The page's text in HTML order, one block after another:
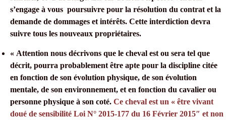
s’engage à vous poursuivre pour la résolution du contrat et la
demande de dommages et intérêts. Cette interdiction devra
suivre tous les nouveaux propriétaires.
« Attention nous décrivons que le cheval est ou sera tel que
décrit, pourra probablement être apte pour la discipline citée
en fonction de son évolution physique, de son évolution
mentale, de son environnement, et en fonction du cavalier ou
personne physique à son coté. Ce cheval est un « être vivant
doué de sensibilité Loi N° 2015-177 du 16 Février 2015″ et non